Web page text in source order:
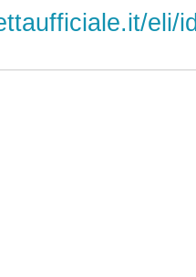
eli/